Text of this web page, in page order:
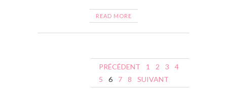
READ MORE
PRÉCÉDENT 1 2 3
4
5
6 7 8 SUIVANT